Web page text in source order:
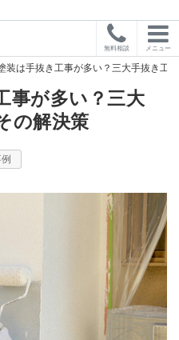
無料相談 メニュー
装は手抜き工事が多い？三大手抜き工
事が多い？三大
の解決策